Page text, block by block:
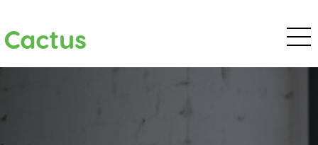
Cactus